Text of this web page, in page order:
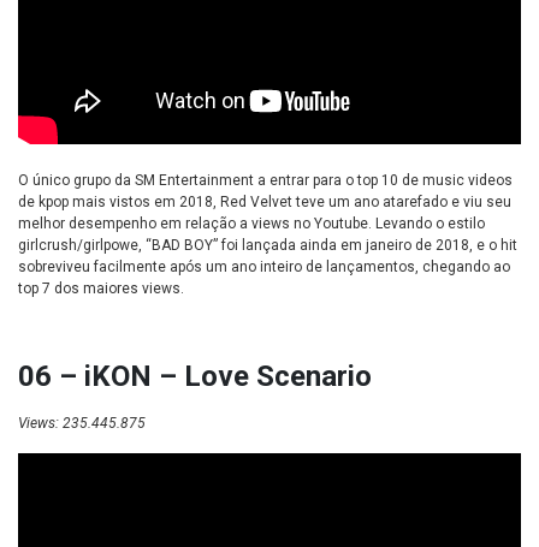
O único grupo da SM Entertainment a entrar para o top 10 de music videos
de kpop mais vistos em 2018, Red Velvet teve um ano atarefado e viu seu
melhor desempenho em relação a views no Youtube. Levando o estilo
girlcrush/girlpowe, “BAD BOY” foi lançada ainda em janeiro de 2018, e o hit
sobreviveu facilmente após um ano inteiro de lançamentos, chegando ao
top 7 dos maiores views.
06 – iKON – Love Scenario
Views: 235.445.875